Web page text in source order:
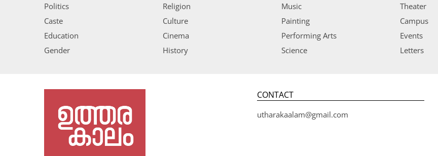
Politics
Caste
Education
Gender
Religion
Culture
Cinema
History
Music
Painting
Performing Arts
Science
Theater
Campus
Events
Letters
CONTACT
utharakaalam@gmail.com